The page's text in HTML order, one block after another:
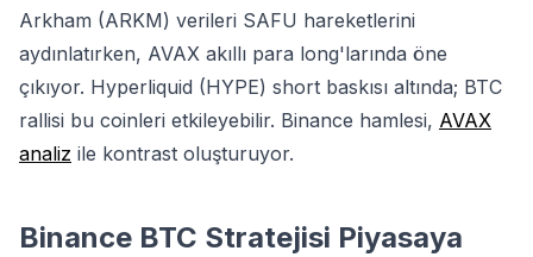
Arkham (ARKM) verileri SAFU hareketlerini
aydınlatırken, AVAX akıllı para long'larında öne
çıkıyor. Hyperliquid (HYPE) short baskısı altında; BTC
rallisi bu coinleri etkileyebilir. Binance hamlesi, AVAX
analiz ile kontrast oluşturuyor.
Binance BTC Stratejisi Piyasaya